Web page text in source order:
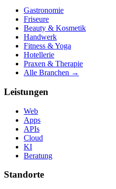
Gastronomie
Friseure
Beauty & Kosmetik
Handwerk
Fitness & Yoga
Hotellerie
Praxen & Therapie
Alle Branchen →
Leistungen
Web
Apps
APIs
Cloud
KI
Beratung
Standorte